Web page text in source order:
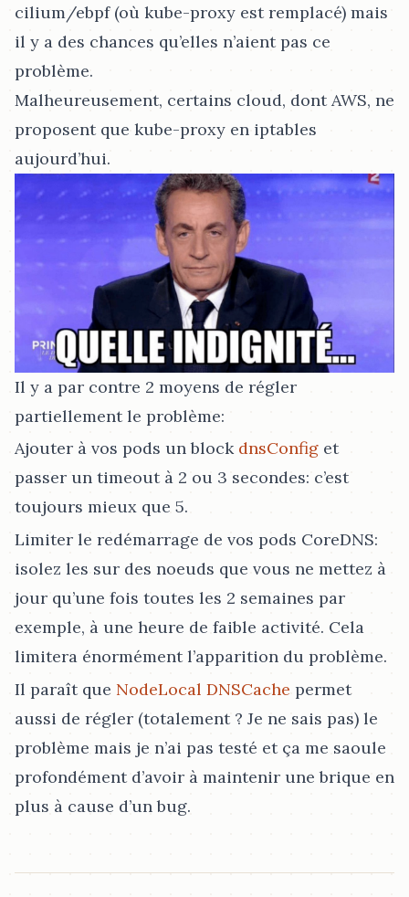
cilium/ebpf (où kube-proxy est remplacé) mais
il y a des chances qu’elles n’aient pas ce
problème.
Malheureusement, certains cloud, dont AWS, ne
proposent que kube-proxy en iptables
aujourd’hui.
Il y a par contre 2 moyens de régler
partiellement le problème:
Ajouter à vos pods un block dnsConfig et
passer un timeout à 2 ou 3 secondes: c’est
toujours mieux que 5.
Limiter le redémarrage de vos pods CoreDNS:
isolez les sur des noeuds que vous ne mettez à
jour qu’une fois toutes les 2 semaines par
exemple, à une heure de faible activité. Cela
limitera énormément l’apparition du problème.
Il paraît que NodeLocal DNSCache permet
aussi de régler (totalement ? Je ne sais pas) le
problème mais je n’ai pas testé et ça me saoule
profondément d’avoir à maintenir une brique en
plus à cause d’un bug.